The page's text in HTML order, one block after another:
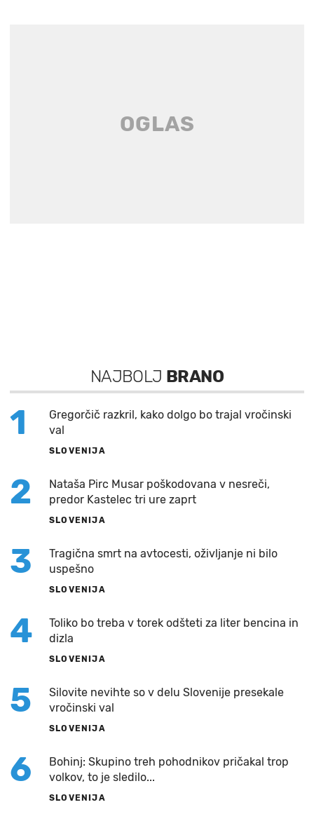
NAJBOLJ BRANO
1
Gregorčič razkril, kako dolgo bo trajal vročinski
val
SLOVENIJA
2
Nataša Pirc Musar poškodovana v nesreči,
predor Kastelec tri ure zaprt
SLOVENIJA
3
Tragična smrt na avtocesti, oživljanje ni bilo
uspešno
SLOVENIJA
4
Toliko bo treba v torek odšteti za liter bencina in
dizla
SLOVENIJA
5
Silovite nevihte so v delu Slovenije presekale
vročinski val
SLOVENIJA
6
Bohinj: Skupino treh pohodnikov pričakal trop
volkov, to je sledilo...
SLOVENIJA